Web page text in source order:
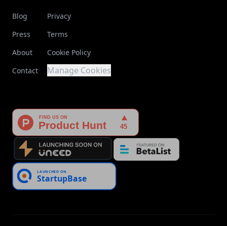
Blog
Press
About
Contact
Privacy
Terms
Cookie Policy
Manage Cookies